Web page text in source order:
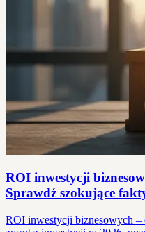
ROI inwestycji
Sprawdź szokujące
ROI inwestycji biznesowych –